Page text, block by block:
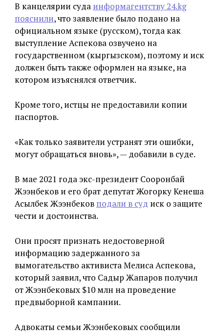
В канцелярии суда информагентству 24.kg
пояснили, что заявление было подано на
официальном языке (русском), тогда как
выступление Аспекова озвучено на
государственном (кыргызском), поэтому и иск
должен быть также оформлен на языке, на
котором изъяснялся ответчик.
Кроме того, истцы не предоставили копии
паспортов.
«Как только заявители устранят эти ошибки,
могут обращаться вновь», — добавили в суде.
В мае 2021 года экс-президент Сооронбай
Жээнбеков и его брат депутат Жогорку Кенеша
Асылбек Жээнбеков подали в суд иск о защите
чести и достоинства.
Они просят признать недостоверной
информацию задержанного за
вымогательство активиста Мелиса Аспекова,
который заявил, что Садыр Жапаров получил
от Жээнбековых $10 млн на проведение
предвыборной кампании.
Адвокаты семьи Жээнбековых сообщили